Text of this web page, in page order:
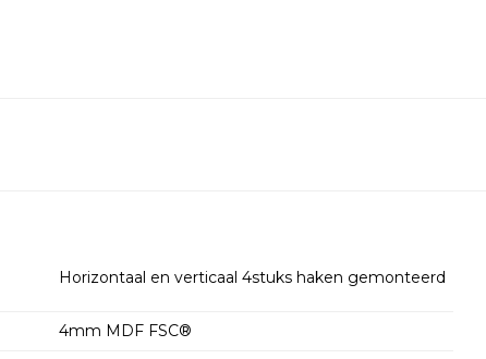
Horizontaal en verticaal 4stuks haken gemonteerd
4mm MDF FSC®